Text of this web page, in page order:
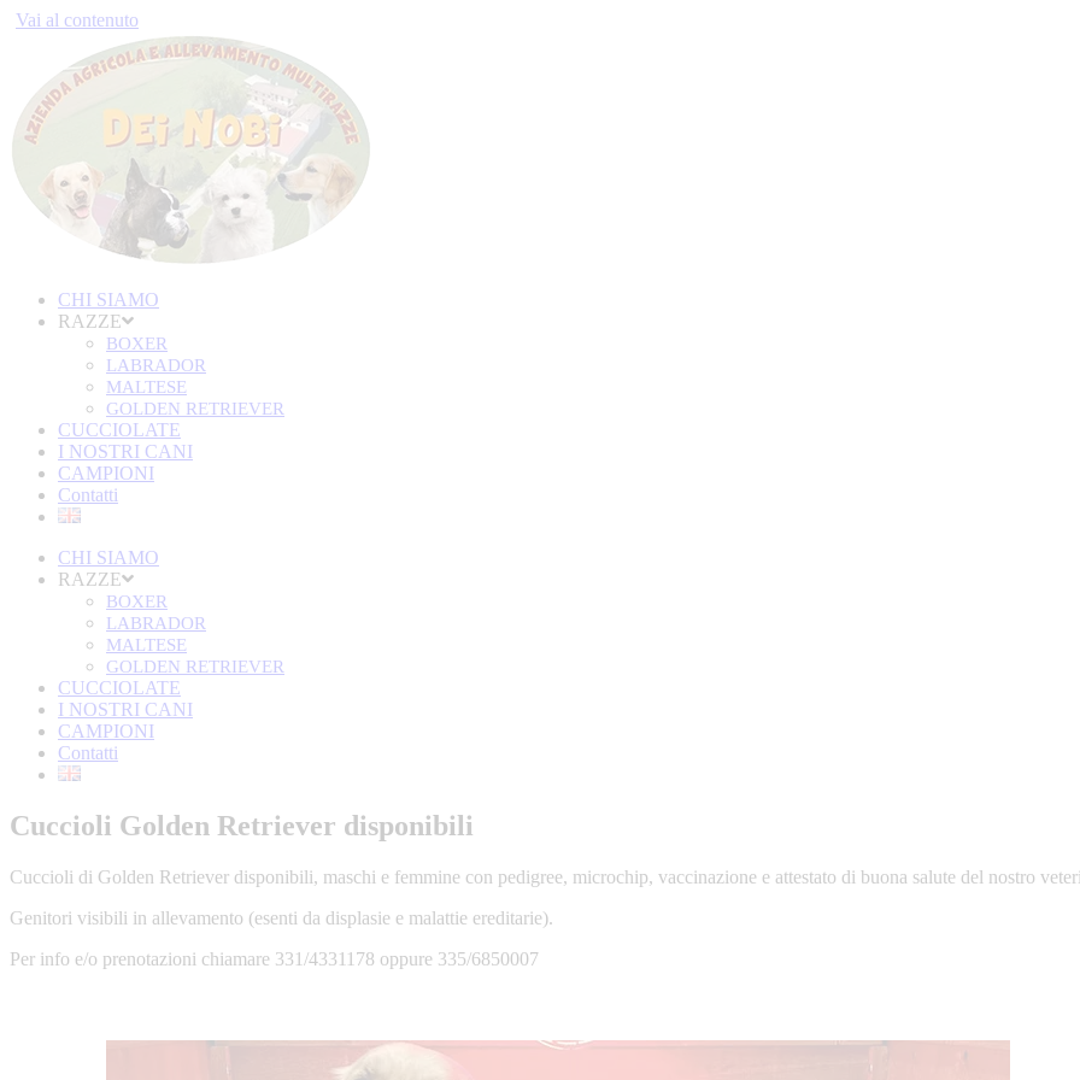
Vai al contenuto
CHI SIAMO
RAZZE
BOXER
LABRADOR
MALTESE
GOLDEN RETRIEVER
CUCCIOLATE
I NOSTRI CANI
CAMPIONI
Contatti
CHI SIAMO
RAZZE
BOXER
LABRADOR
MALTESE
GOLDEN RETRIEVER
CUCCIOLATE
I NOSTRI CANI
CAMPIONI
Contatti
Cuccioli Golden Retriever disponibili
Cuccioli di Golden Retriever disponibili, maschi e femmine con pedigree, microchip, vaccinazione e attestato di buona salute del nostro
Genitori visibili in allevamento (esenti da displasie e malattie ereditarie).
Per info e/o prenotazioni chiamare 331/4331178 oppure 335/6850007